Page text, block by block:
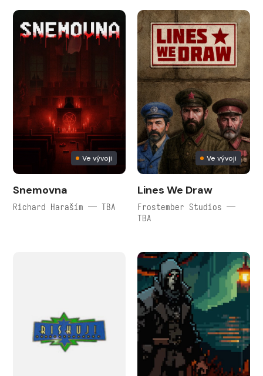
Ve vývoji
Snemovna
Richard Haraším — TBA
Ve vývoji
Lines We Draw
Frostember Studios —
TBA